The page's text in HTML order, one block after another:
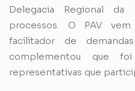
Delegacia Regional da
processos. O PAV
facilitador de
complementou que
representativas que